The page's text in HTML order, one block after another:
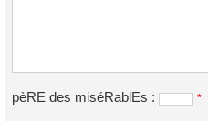
pèRE des miséRablEs : *